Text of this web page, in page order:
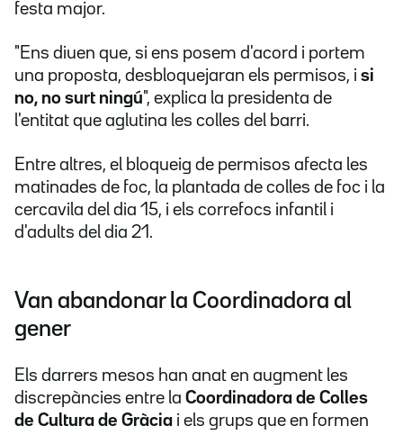
festa major.
"Ens diuen que, si ens posem d'acord i portem
una proposta, desbloquejaran els permisos, i si
no, no surt ningú", explica la presidenta de
l'entitat que aglutina les colles del barri.
Entre altres, el bloqueig de permisos afecta les
matinades de foc, la plantada de colles de foc i la
cercavila del dia 15, i els correfocs infantil i
d'adults del dia 21.
Van abandonar la Coordinadora al
gener
Els darrers mesos han anat en augment les
discrepàncies entre la Coordinadora de Colles
de Cultura de Gràcia i els grups que en formen